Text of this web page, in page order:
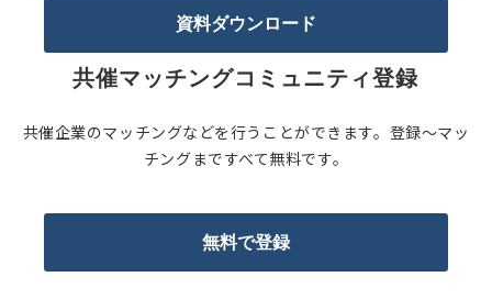
資料ダウンロード
共催マッチングコミュニティ登録
共催企業のマッチングなどを行うことができます。登録〜マッ
チングまですべて無料です。
無料で登録